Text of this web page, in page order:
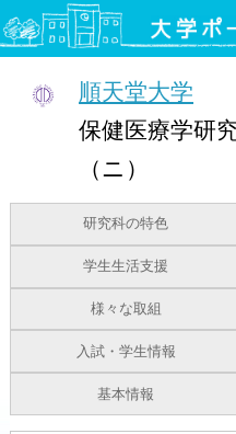
順天堂大学
保健医療学研
（ニ）
研究科の特色
学生生活支援
様々な取組
入試・学生情報
基本情報